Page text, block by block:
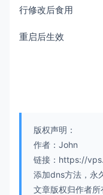
行修改后食用
重启后生效
版权声明：
作者：John
链接：https://
添加dns方法，永
文章版权归作者所